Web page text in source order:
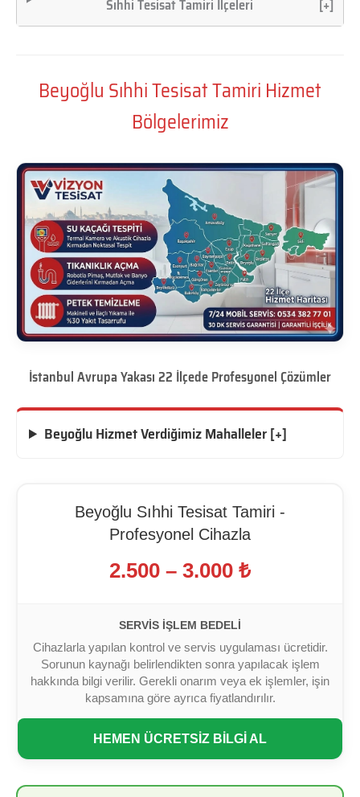
Sıhhi Tesisat Tamiri İlçeleri [+]
Beyoğlu Sıhhi Tesisat Tamiri Hizmet
Bölgelerimiz
İstanbul Avrupa Yakası 22 İlçede Profesyonel Çözümler
Beyoğlu Hizmet Verdiğimiz Mahalleler [+]
Beyoğlu Sıhhi Tesisat Tamiri -
Profesyonel Cihazla
2.500 – 3.000 ₺
SERVIS İŞLEM BEDELI
Cihazlarla yapılan kontrol ve servis uygulaması ücretidir.
Sorunun kaynağı belirlendikten sonra yapılacak işlem
hakkında bilgi verilir. Gerekli onarım veya ek işlemler, işin
kapsamına göre ayrıca fiyatlandırılır.
HEMEN ÜCRETSİZ BİLGİ AL